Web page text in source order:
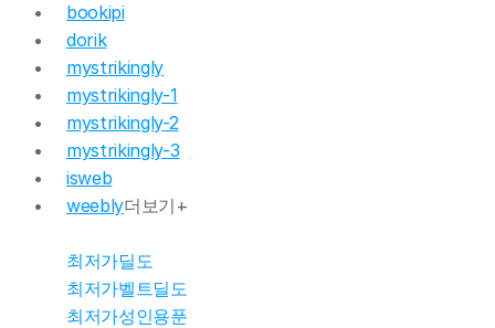
bookipi
dorik
mystrikingly
mystrikingly-1
mystrikingly-2
mystrikingly-3
isweb
weebly더보기+
최저가딜도
최저가벨트딜도
최저가성인용푼